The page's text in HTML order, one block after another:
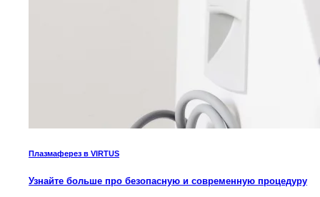
Плазмаферез в VIRTUS
Узнайте больше про безопасную и современную процедуру